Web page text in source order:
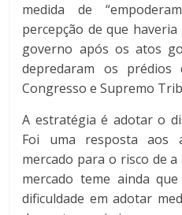
medida de
percepção de que
governo após os atos
depredaram os prédios
Congresso e Supremo
A estratégia é adotar o
Foi uma resposta aos
mercado para o risco de
mercado teme ainda
dificuldade em adotar